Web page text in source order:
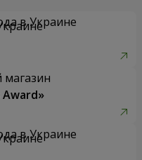
в Украине
Award»
в Украине